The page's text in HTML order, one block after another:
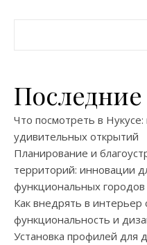
Что посмотреть в Нукусе:
удивительных открытий
Планирование и
территорий: инновации
функциональных городов
Как внедрять в интерьер
функциональность и
Установка профилей для